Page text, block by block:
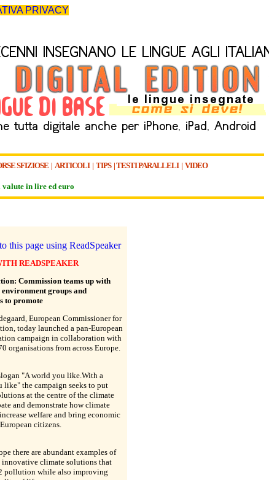
PRIVACY
SFIZIOSE | ARTICOLI| TIPS|TESTI PARALLELI| VIDEO
in lire ed euro
READSPEAKER
Commission teams up with
environment groups and
to promote
European Commissioner for
today launched a pan-European
campaign in collaboration with
organisations from across Europe.
"A world you like.With a
like" the campaign seeks to put
at the centre of the climate
and demonstrate how climate
welfare and bring economic
citizens.
there are abundant examples of
climate solutions that
pollution while also improving